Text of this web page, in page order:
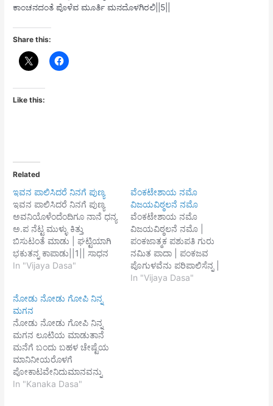
ಕಾಂಚನದಂತೆ ಪೊಳೆವ ಮೂರ್ತಿ ಮನದೊಳಗಿರಲಿ||5||
Share this:
Like this:
Related
ಇವನ ಪಾಲಿಸಿದರೆ ನಿನಗೆ ಪುಣ್ಯ
ಇವನ ಪಾಲಿಸಿದರೆ ನಿನಗೆ ಪುಣ್ಯ
ಅವನಿಯೊಳೆಂದೆಂದಿಗೂ ನಾನೆ ಧನ್ಯ
ಅ.ಪ ನೆಟ್ಟ ಮುಳ್ಳು ಕಿತ್ತು
ಬಿಸುಟಂತೆ ಮಾಡು | ಘಟ್ಟಿಯಾಗಿ
ಭಕುತನ್ನ ಕಾಪಾಡು||1|| ಸಾಧನ
ಪ್ರಾಣಿಗಳಿರಲಿ ಬೇಕು |
ವಿಜಯವಿಠ್ಠಲ ಕೇಳೆನ್ನ ದೊರೆಯೆ
||3||
In "Vijaya Dasa"
ವೆಂಕಟೇಶಾಯ ನಮೊ
ವಿಜಯವಿಠ್ಠಲನೆ ನಮೊ
ವೆಂಕಟೇಶಾಯ ನಮೊ
ವಿಜಯವಿಠ್ಠಲನೆ ನಮೊ |
ಪಂಕಜಾತ್ಮಕ ಪಶುಪತಿ ಗುರು
ನಮಿತ ಪಾದಾ | ಪಂಕಜವ
ಪೊಗುಳವೆನು ಪರಿಪಾಲಿಸೆನ್ನ |
ಕಿಂಕರನ ಕಿಂಕರರಿಗೆ
In "Vijaya Dasa"
ನೋಡು ನೋಡು ಗೋಪಿ ನಿನ್ನ
ಮಗನ
ನೋಡು ನೋಡು ಗೋಪಿ ನಿನ್ನ
ಮಗನ ಲೂಟಿಯ ಮಾಡುತಾನೆ
ಮನೆಗೆ ಬಂದು ಬಹಳ ಚೇಷ್ಟೆಯ
ಮಾನಿನೀಯರೊಳಗೆ
ಪೋಕಾಟವೇನಿದುಮಾನವನ್ನು
ಕಳೆದ ಪರಿಯ ಹೇಳತೀರದು ||1||
In "Kanaka Dasa"